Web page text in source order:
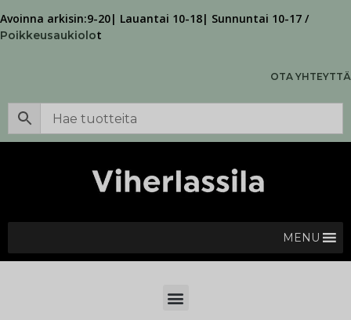
Avoinna arkisin:9-20| Lauantai 10-18| Sunnuntai 10-17 /
Poikkeusaukiolot
OTA YHTEYTTÄ
MENU